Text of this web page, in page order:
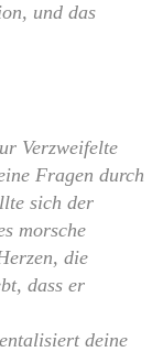
und das
Verzweifelte
Fragen durch
sich der
morsche
die
dass er
deine